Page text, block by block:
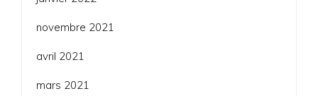
novembre 2021
avril 2021
mars 2021